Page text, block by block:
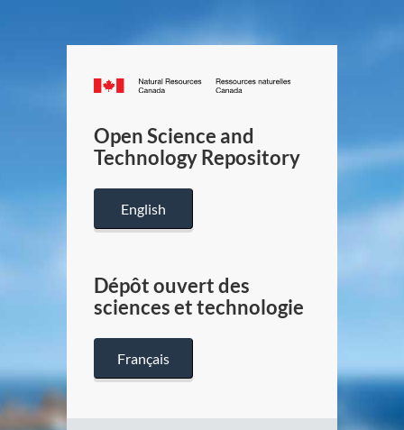
Canada.ca
/
Canada
Open Science and
Technology Repository
English
Dépôt ouvert des
sciences et technologie
Français